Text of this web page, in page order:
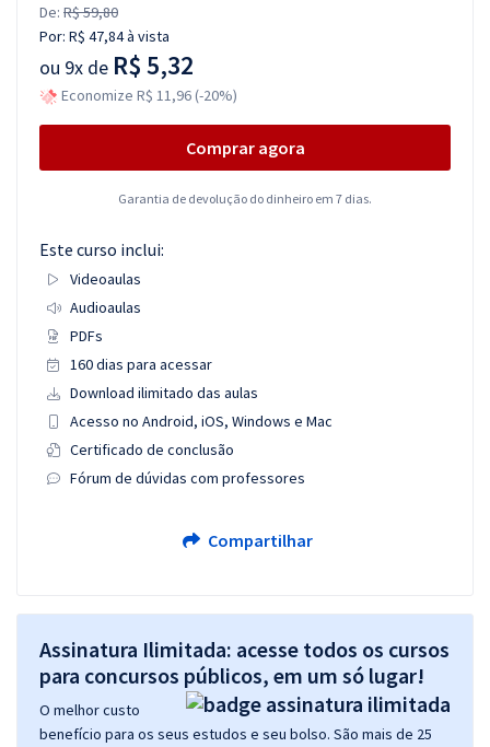
De: R$ 59,80
Por: R$ 47,84à vista
ou 9x de R$ 5,32
Economize R$ 11,96 (-20%)
Comprar agora
Garantia de devolução do dinheiro em 7 dias.
Este curso inclui:
Videoaulas
Audioaulas
PDFs
160 dias para acessar
Download ilimitado das aulas
Acesso no Android, iOS, Windows e Mac
Certificado de conclusão
Fórum de dúvidas com professores
Compartilhar
Assinatura Ilimitada: acesse todos os cursos
para concursos públicos, em um só lugar!
O melhor custo
benefício para os seus estudos e seu bolso. São mais de 25